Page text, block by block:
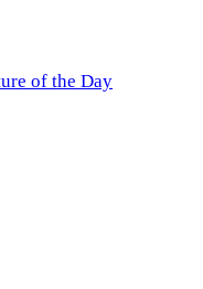
of the Day